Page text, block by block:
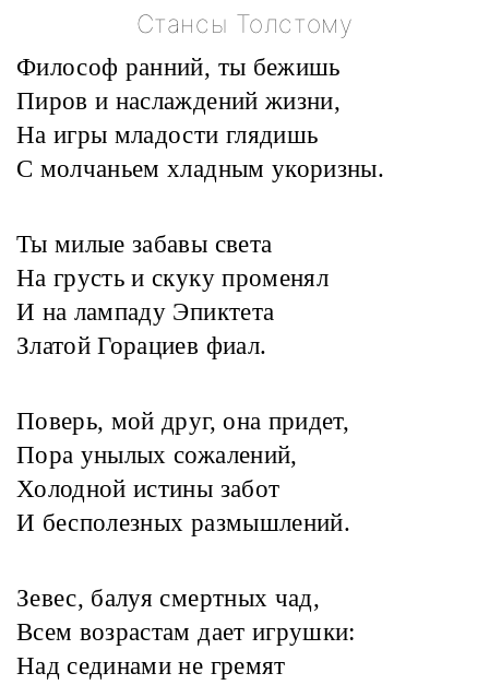
Стансы Толстому
Философ ранний, ты бежишь
Пиров и наслаждений жизни,
На игры младости глядишь
С молчаньем хладным укоризны.
Ты милые забавы света
На грусть и скуку променял
И на лампаду Эпиктета
Златой Горациев фиал.
Поверь, мой друг, она придет,
Пора унылых сожалений,
Холодной истины забот
И бесполезных размышлений.
Зевес, балуя смертных чад,
Всем возрастам дает игрушки:
Над сединами не гремят